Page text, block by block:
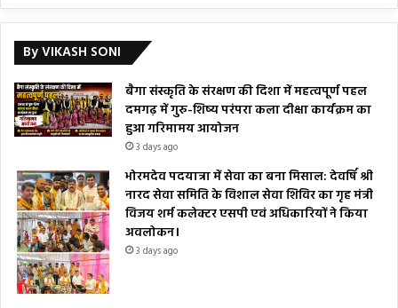
By VIKASH SONI
बैगा संस्कृति के संरक्षण की दिशा में महत्वपूर्ण पहल
दमगढ़ में गुरु-शिष्य परंपरा कला दीक्षा कार्यक्रम का
हुआ गरिमामय आयोजन
3 days ago
भोरमदेव पदयात्रा में सेवा का बना मिसाल: देवर्षि श्री
नारद सेवा समिति के विशाल सेवा शिविर का गृह मंत्री
विजय शर्म कलेक्टर एसपी एवं अधिकारियों ने किया
अवलोकन।
3 days ago